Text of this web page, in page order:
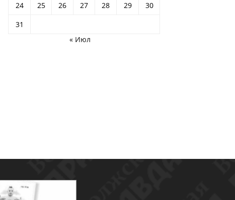
24
25 26 27 28 29
30
31
« Июл